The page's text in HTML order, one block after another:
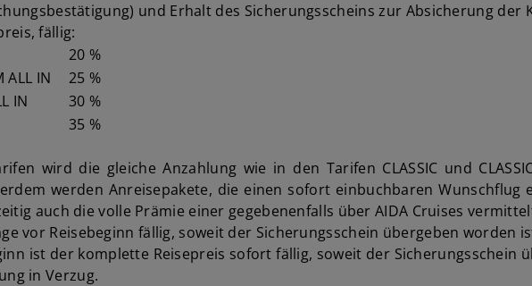
und Erhalt des Sicherungsscheins zur Absicherung
fällig:
20 %
ALL IN
25 %
IN
30 %
35 %
wird die gleiche Anzahlung wie in den Tarifen CLASSIC und
werden Anreisepakete, die einen sofort einbuchbaren
auch die volle Prämie einer gegebenenfalls über AIDA Cruises
vor Reisebeginn fällig, soweit der Sicherungsschein übergeben worden
ist der komplette Reisepreis sofort fällig, soweit der
in Verzug.